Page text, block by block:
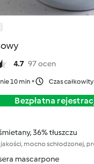
4.7 97 ocen
10 min Czas
Bezpłatna
36% tłuszczu
mocno schłodzonej,
mascarpone